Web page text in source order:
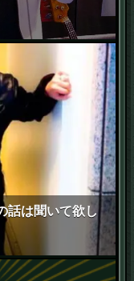
話は聞いて欲し